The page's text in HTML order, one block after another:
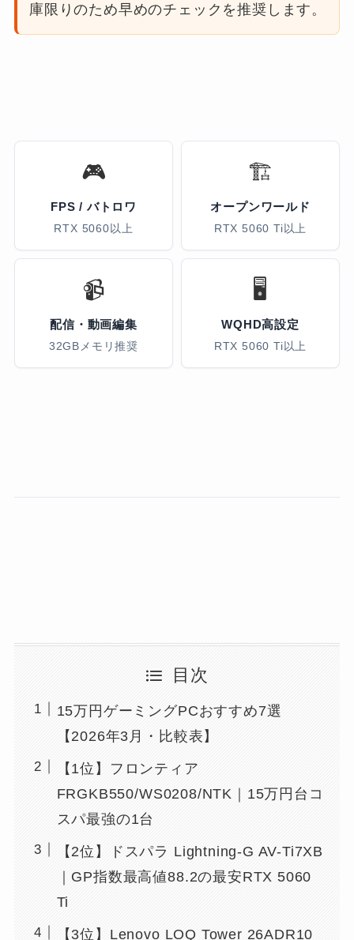
庫限りのため早めのチェックを推奨します。
🎮
FPS / バトロワ
RTX 5060以上
🏗️
オープンワールド
RTX 5060 Ti以上
📹
配信・動画編集
32GBメモリ推奨
🖥️
WQHD高設定
RTX 5060 Ti以上
目次
15万円ゲーミングPCおすすめ7選
【2026年3月・比較表】
【1位】フロンティア
FRGKB550/WS0208/NTK｜15万円台コ
スパ最強の1台
【2位】ドスパラ Lightning-G AV-Ti7XB
｜GP指数最高値88.2の最安RTX 5060
Ti
【3位】Lenovo LOQ Tower 26ADR10